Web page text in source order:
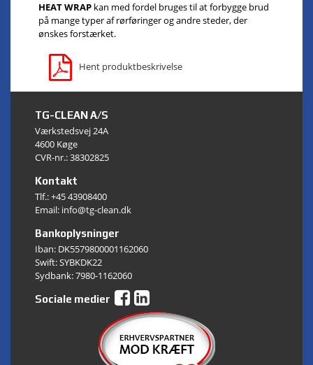
HEAT WRAP kan med fordel bruges til at forbygge brud
på mange typer af rørføringer og andre steder, der
ønskes forstærket.
Hent produktbeskrivelse
TG-CLEAN A/S
Værkstedsvej 24A
4600 Køge
CVR-nr.: 38302825
Kontakt
Tlf.:+45 43908400
Email: info@tg-clean.dk
Bankoplysninger
Iban: DK5579800001162060
Swift: SYBKDK22
Sydbank: 7980-1162060
Sociale medier